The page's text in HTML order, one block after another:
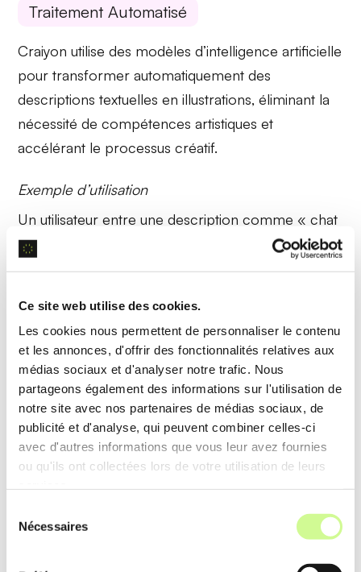
Ce site web utilise des cookies.
Les cookies nous permettent de personnaliser le contenu
et les annonces, d'offrir des fonctionnalités relatives aux
médias sociaux et d'analyser notre trafic. Nous
partageons également des informations sur l'utilisation de
notre site avec nos partenaires de médias sociaux, de
publicité et d'analyse, qui peuvent combiner celles-ci
avec d'autres informations que vous leur avez fournies
ou qu'ils ont collectées lors de votre utilisation de leurs
Nécessaires
Traitement Automatisé
Craiyon utilise des modèles d’intelligence artificielle
pour transformer automatiquement des
descriptions textuelles en illustrations, éliminant la
nécessité de compétences artistiques et
accélérant le processus créatif.
Exemple d’utilisation
Un utilisateur entre une description comme « chat
sur un canapé » et reçoit en quelques secondes
une image générée de haute qualité
Options de Personnalisation
Craiyon permet d’ajuster des paramètres comme
lesstyles artistiqueset d’utiliser des mots négatifs
pour affiner les résultats, offrant un contrôle
précis et des créations sur mesure.
En choisissant un style « impressionniste » et en